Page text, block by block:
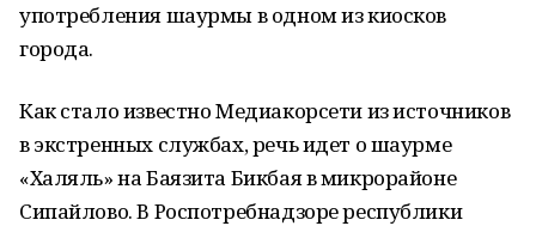
употребления шаурмы в одном из киосков
города.
Как стало известно Медиакорсети из источников
в экстренных службах, речь идет о шаурме
«Халяль» на Баязита Бикбая в микрорайоне
Сипайлово. В Роспотребнадзоре республики